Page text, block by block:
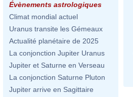
Évènements astrologiques
Climat mondial actuel
Uranus transite les Gémeaux
Actualité planétaire de 2025
La conjonction Jupiter Uranus
Jupiter et Saturne en Verseau
La conjonction Saturne Pluton
Jupiter arrive en Sagittaire